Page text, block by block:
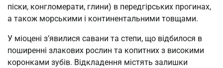
піски, конгломерати, глини) в передгірських прогинах,
а також морськими і континентальними товщами.
У міоцені з’явилися савани та степи, що відбилося в
поширенні злакових рослин та копитних з високими
коронками зубів. Відкладення містять залишки